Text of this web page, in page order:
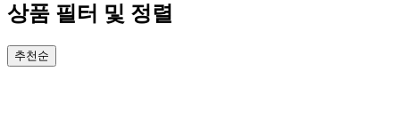
상품 필터 및 정렬
추천순